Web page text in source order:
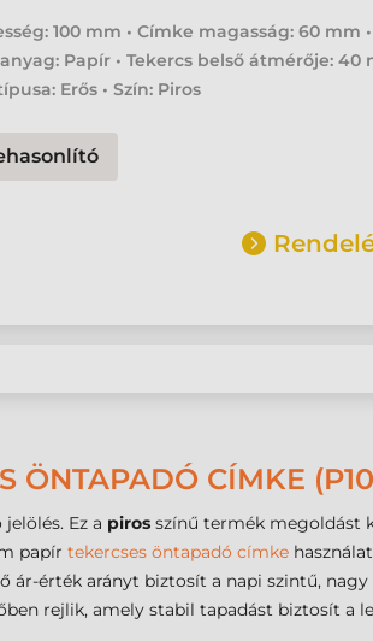
100 mm • Címke magasság: 60 mm •
Papír • Tekercs belső átmérője: 40
Erős • Szín: Piros
ÖNTAPADÓ CÍMKE
Ez a piros színű termék megoldást
papír tekercses öntapadó címke
érték arányt biztosít a napi szintű,
rejlik, amely stabil tapadást biztosít a